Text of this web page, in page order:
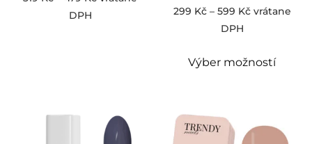
DPH
299 Kč – 599 Kč vrátane
DPH
Výber možností